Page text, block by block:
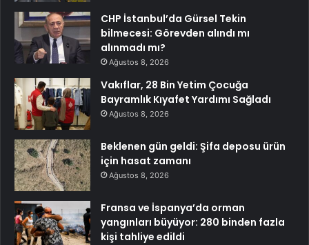
CHP İstanbul’da Gürsel Tekin
bilmecesi: Görevden alındı mı
alınmadı mı?
Ağustos 8, 2026
Vakıflar, 28 Bin Yetim Çocuğa
Bayramlık Kıyafet Yardımı Sağladı
Ağustos 8, 2026
Beklenen gün geldi: Şifa deposu ürün
için hasat zamanı
Ağustos 8, 2026
Fransa ve İspanya’da orman
yangınları büyüyor: 280 binden fazla
kişi tahliye edildi